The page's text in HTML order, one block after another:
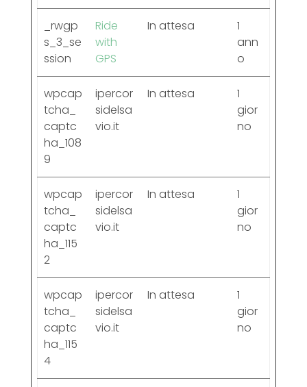
_rwgp
s_3_se
ssion
Ride
with
GPS
In attesa
1
ann
o
wpcap
tcha_
captc
ha_108
9
ipercor
sidelsa
vio.it
In attesa
1
gior
no
wpcap
tcha_
captc
ha_115
2
ipercor
sidelsa
vio.it
In attesa
1
gior
no
wpcap
tcha_
captc
ha_115
4
ipercor
sidelsa
vio.it
In attesa
1
gior
no